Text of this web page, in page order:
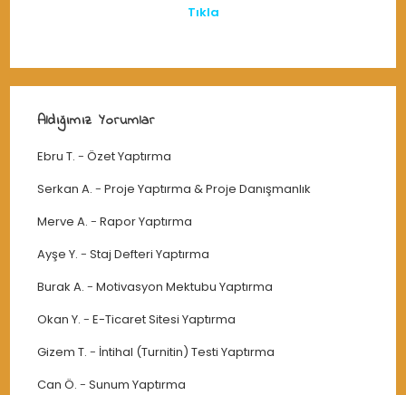
Tıkla
Aldığımız Yorumlar
Ebru T. -Özet Yaptırma
Serkan A. -Proje Yaptırma & Proje Danışmanlık
Merve A. -Rapor Yaptırma
Ayşe Y. -Staj Defteri Yaptırma
Burak A. -Motivasyon Mektubu Yaptırma
Okan Y. -E-Ticaret Sitesi Yaptırma
Gizem T. - İntihal (Turnitin) Testi Yaptırma
Can Ö. -Sunum Yaptırma